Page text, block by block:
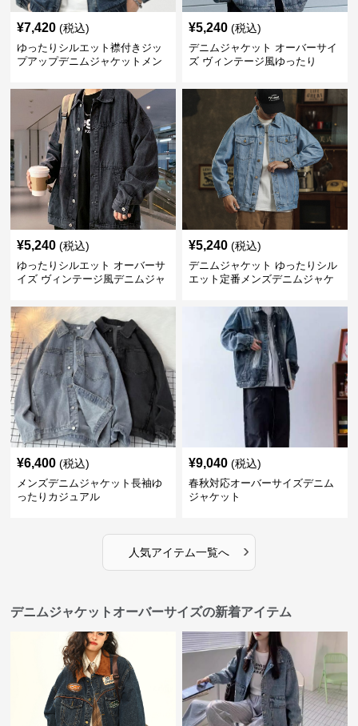
¥7,420 (税込)
ゆったりシルエット襟付きジッ
プアップデニムジャケットメン
¥5,240 (税込)
デニムジャケット オーバーサイ
ズ ヴィンテージ風ゆったり
¥5,240 (税込)
ゆったりシルエット オーバーサ
イズ ヴィンテージ風デニムジャ
¥5,240 (税込)
デニムジャケット ゆったりシル
エット定番メンズデニムジャケ
¥6,400 (税込)
メンズデニムジャケット長袖ゆ
ったりカジュアル
¥9,040 (税込)
春秋対応オーバーサイズデニム
ジャケット
人気アイテム一覧へ ›
デニムジャケットオーバーサイズの新着アイテム